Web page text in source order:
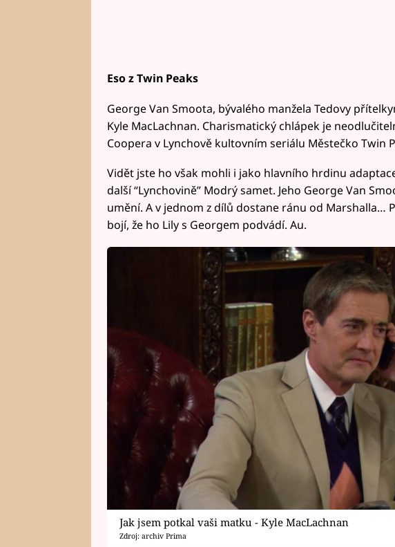
Eso z Twin Peaks
George Van Smoota, bývalého manžela Tedovy
Kyle MacLachnan. Charismatický chlápek je
Coopera v Lynchově kultovním seriálu Městečko Twin
Vidět jste ho však mohli i jako hlavního hrdinu
další “Lynchovině” Modrý samet. Jeho George Van
umění. A v jednom z dílů dostane ránu od Marshalla…
bojí, že ho Lily s Georgem podvádí. Au.
Jak jsem potkal vaši matku - Kyle MacLachnan
Zdroj: archiv Prima